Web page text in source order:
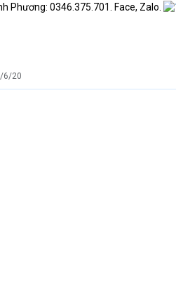
Phương: 0346.375.701. Face, Zalo.
6/20